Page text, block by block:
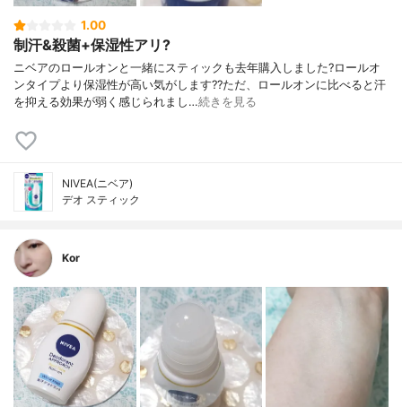
1.00
制汗&殺菌+保湿性アリ?
ニベアのロールオンと一緒にスティックも去年購入しました?ロールオ
ンタイプより保湿性が高い気がします??ただ、ロールオンに比べると汗
を抑える効果が弱く感じられまし…続きを見る
NIVEA(ニベア)
デオ スティック
Kor